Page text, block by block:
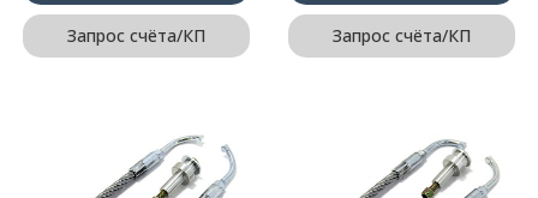
Запрос счёта/КП Запрос счёта/КП